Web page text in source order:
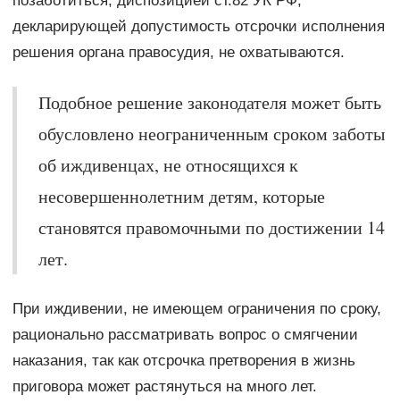
декларирующей допустимость отсрочки исполнения
решения органа правосудия, не охватываются.
Подобное решение законодателя может быть
обусловлено неограниченным сроком заботы
об иждивенцах, не относящихся к
несовершеннолетним детям, которые
становятся правомочными по достижении 14
лет.
При иждивении, не имеющем ограничения по сроку,
рационально рассматривать вопрос о смягчении
наказания, так как отсрочка претворения в жизнь
приговора может растянуться на много лет.